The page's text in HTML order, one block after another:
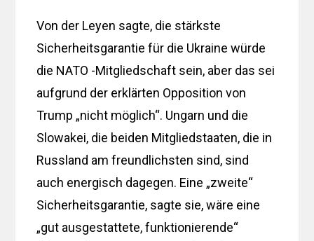
Von der Leyen sagte, die stärkste
Sicherheitsgarantie für die Ukraine würde
die NATO -Mitgliedschaft sein, aber das sei
aufgrund der erklärten Opposition von
Trump „nicht möglich“. Ungarn und die
Slowakei, die beiden Mitgliedstaaten, die in
Russland am freundlichsten sind, sind
auch energisch dagegen. Eine „zweite“
Sicherheitsgarantie, sagte sie, wäre eine
„gut ausgestattete, funktionierende“